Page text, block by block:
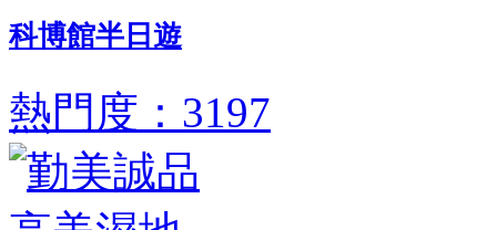
科博館半日遊
熱門度：3197